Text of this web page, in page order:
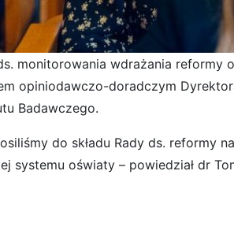
monitorowania wdrażania reformy
opiniodawczo-doradczym
Badawczego.
do składu Rady ds. reformy
systemu oświaty – powiedział dr